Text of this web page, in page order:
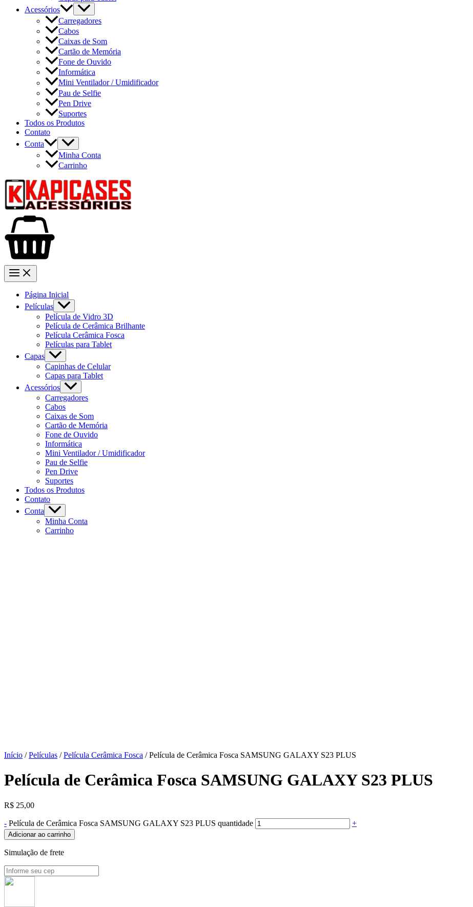
Acessórios
Carregadores
Cabos
Caixas de Som
Cartão de Memória
Fone de Ouvido
Informática
Mini Ventilador / Umidificador
Pau de Selfie
Pen Drive
Suportes
Todos os Produtos
Contato
Conta
Minha Conta
Carrinho
Página Inicial
Películas
Película de Vidro 3D
Película de Cerâmica Brilhante
Película Cerâmica Fosca
Películas para Tablet
Capas
Capinhas de Celular
Capas para Tablet
Acessórios
Carregadores
Cabos
Caixas de Som
Cartão de Memória
Fone de Ouvido
Informática
Mini Ventilador / Umidificador
Pau de Selfie
Pen Drive
Suportes
Todos os Produtos
Contato
Conta
Minha Conta
Carrinho
Início /Películas /Película Cerâmica Fosca / Película de Cerâmica Fosca SAMSUNG GALAXY S23 PLUS
Película de Cerâmica Fosca SAMSUNG GALAXY S23 PLUS
R$ 25,00
- Película de Cerâmica Fosca SAMSUNG GALAXY S23 PLUS quantidade +
Adicionar ao carrinho
Simulação de frete